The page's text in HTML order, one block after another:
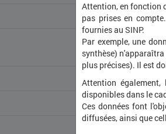
Attention, en fonction
pas prises en
fournies au SINP.
Par exemple, une
synthèse)
plus précises). Il est
Attention également,
disponibles dans le
Ces données font
diffusées, ainsi que